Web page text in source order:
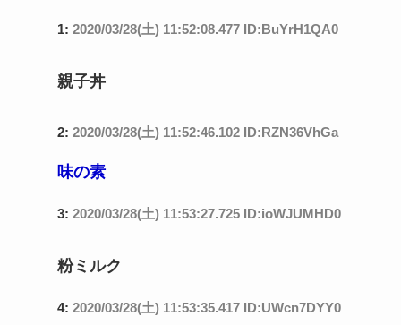
1: 2020/03/28(土) 11:52:08.477 ID:BuYrH1QA0
親子丼
2: 2020/03/28(土) 11:52:46.102 ID:RZN36VhGa
味の素
3: 2020/03/28(土) 11:53:27.725 ID:ioWJUMHD0
粉ミルク
4: 2020/03/28(土) 11:53:35.417 ID:UWcn7DYY0